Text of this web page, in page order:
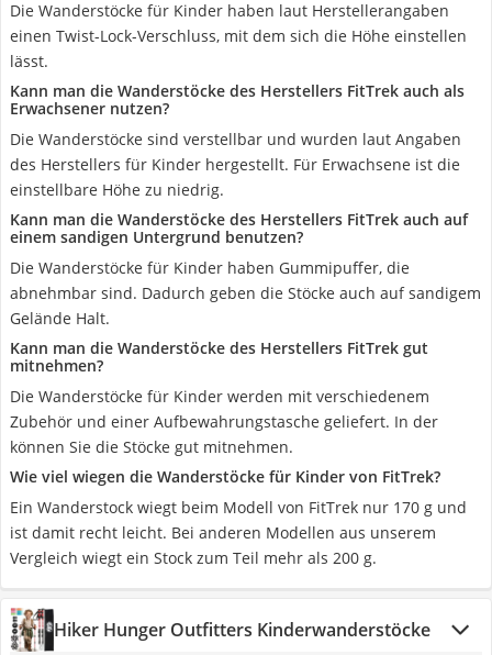
Die Wanderstöcke für Kinder haben laut Herstellerangaben
einen Twist-Lock-Verschluss, mit dem sich die Höhe einstellen
lässt.
Kann man die Wanderstöcke des Herstellers FitTrek auch als
Erwachsener nutzen?
Die Wanderstöcke sind verstellbar und wurden laut Angaben
des Herstellers für Kinder hergestellt. Für Erwachsene ist die
einstellbare Höhe zu niedrig.
Kann man die Wanderstöcke des Herstellers FitTrek auch auf
einem sandigen Untergrund benutzen?
Die Wanderstöcke für Kinder haben Gummipuffer, die
abnehmbar sind. Dadurch geben die Stöcke auch auf sandigem
Gelände Halt.
Kann man die Wanderstöcke des Herstellers FitTrek gut
mitnehmen?
Die Wanderstöcke für Kinder werden mit verschiedenem
Zubehör und einer Aufbewahrungstasche geliefert. In der
können Sie die Stöcke gut mitnehmen.
Wie viel wiegen die Wanderstöcke für Kinder von FitTrek?
Ein Wanderstock wiegt beim Modell von FitTrek nur 170 g und
ist damit recht leicht. Bei anderen Modellen aus unserem
Vergleich wiegt ein Stock zum Teil mehr als 200 g.
Hiker Hunger Outfitters Kinderwanderstöcke